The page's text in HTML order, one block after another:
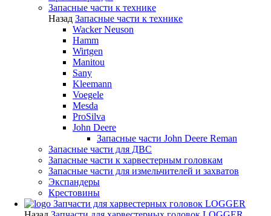
Запасные части к технике
Назад Запасные части к технике
Wacker Neuson
Hamm
Wirtgen
Manitou
Sany
Kleemann
Voegele
Mesda
ProSilva
John Deere
Запасные части John Deere Reman
Запасные части для ДВС
Запасные части к харвестерным головкам
Запасные части для измельчителей и захватов
Экспандеры
Крестовины
Запчасти для харвестерных головок LOGGER